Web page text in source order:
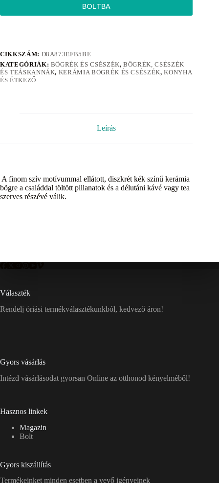
BOLTBA
CIKKSZÁM: D8A873EFB5BE
KATEGÓRIÁK: BÖGRÉK ÉS CSÉSZÉK,BÖGRÉK, CSÉSZÉK
ÉS TEÁSKANNÁK, KERÁMIA BÖGRÉK ÉS CSÉSZÉK,KONYHA
ÉS ÉTKEZŐ
Leírás
A finom szív motívummal ellátott, diszkrét kék színű kerámia
bögre a családdal töltött pillanatok és a délutáni kávé vagy tea
szerves részévé válik.
Választék
Rendelj óriási termékválasztékunkból, kedvező áron!
Gyors vásárlás
Intézd vásárlásodat gyorsan Online az otthonod kényelméből!
Hasznos linkek
Magazin
Bolt
Gyors kiszállítás
Termékeinket minden esetben a vevő igényeinek